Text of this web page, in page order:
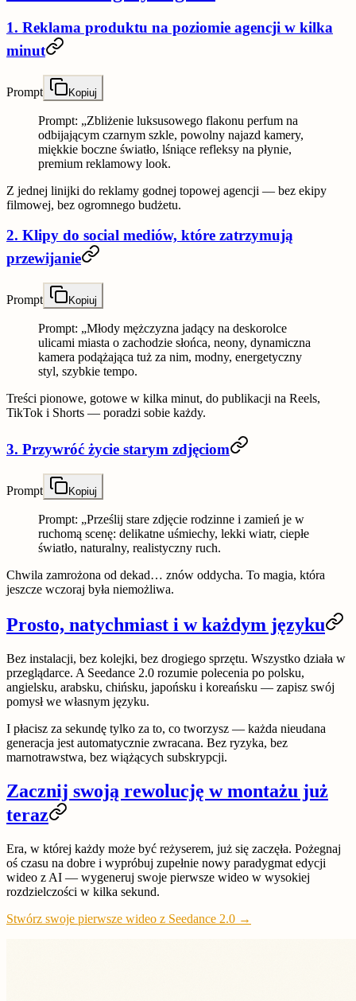
1. Reklama produktu na poziomie agencji w kilka
minut
Prompt Kopiuj
Prompt: „Zbliżenie luksusowego flakonu perfum na
odbijającym czarnym szkle, powolny najazd kamery,
miękkie boczne światło, lśniące refleksy na płynie,
premium reklamowy look.
Z jednej linijki do reklamy godnej topowej agencji — bez ekipy
filmowej, bez ogromnego budżetu.
2. Klipy do social mediów, które zatrzymują
przewijanie
Prompt Kopiuj
Prompt: „Młody mężczyzna jadący na deskorolce
ulicami miasta o zachodzie słońca, neony, dynamiczna
kamera podążająca tuż za nim, modny, energetyczny
styl, szybkie tempo.
Treści pionowe, gotowe w kilka minut, do publikacji na Reels,
TikTok i Shorts — poradzi sobie każdy.
3. Przywróć życie starym zdjęciom
Prompt Kopiuj
Prompt: „Prześlij stare zdjęcie rodzinne i zamień je w
ruchomą scenę: delikatne uśmiechy, lekki wiatr, ciepłe
światło, naturalny, realistyczny ruch.
Chwila zamrożona od dekad… znów oddycha. To magia, która
jeszcze wczoraj była niemożliwa.
Prosto, natychmiast i w każdym języku
Bez instalacji, bez kolejki, bez drogiego sprzętu. Wszystko działa w
przeglądarce. A Seedance 2.0 rozumie polecenia po polsku,
angielsku, arabsku, chińsku, japońsku i koreańsku — zapisz swój
pomysł we własnym języku.
I płacisz za sekundę tylko za to, co tworzysz — każda nieudana
generacja jest automatycznie zwracana. Bez ryzyka, bez
marnotrawstwa, bez wiążących subskrypcji.
Zacznij swoją rewolucję w montażu już
teraz
Era, w której każdy może być reżyserem, już się zaczęła. Pożegnaj
oś czasu na dobre i wypróbuj zupełnie nowy paradygmat edycji
wideo z AI — wygeneruj swoje pierwsze wideo w wysokiej
rozdzielczości w kilka sekund.
Stwórz swoje pierwsze wideo z Seedance 2.0 →